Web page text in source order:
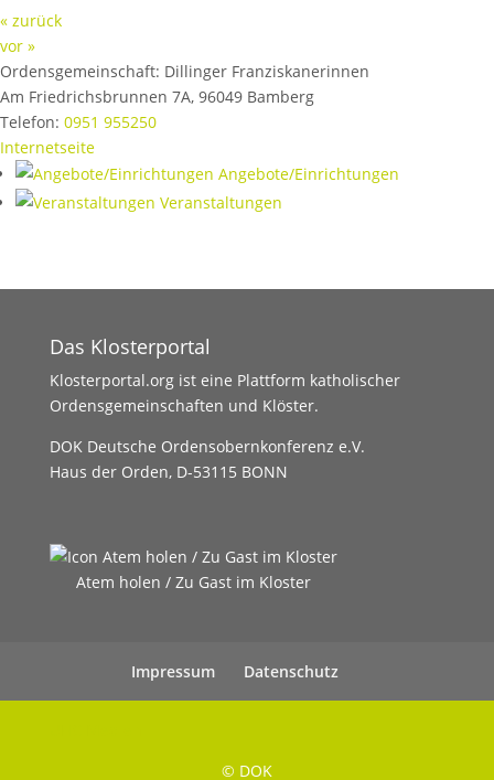
« zurück
vor »
Ordensgemeinschaft: Dillinger Franziskanerinnen
Am Friedrichsbrunnen 7A, 96049 Bamberg
Telefon: 0951 955250
Internetseite
Angebote/Einrichtungen
Veranstaltungen
Das Klosterportal
Klosterportal.org ist eine Plattform katholischer
Ordensgemeinschaften und Klöster.
DOK Deutsche Ordensobernkonferenz e.V.
Haus der Orden, D-53115 BONN
Atem holen / Zu Gast im Kloster
Impressum Datenschutz
© DOK